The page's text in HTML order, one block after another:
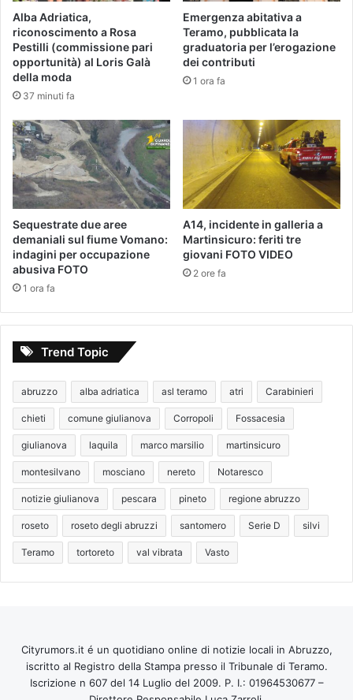
Alba Adriatica,
riconoscimento a Rosa
Pestilli (commissione pari
opportunità) al Loris Galà
della moda
37 minuti fa
Emergenza abitativa a
Teramo, pubblicata la
graduatoria per l’erogazione
dei contributi
1 ora fa
Sequestrate due aree
demaniali sul fiume Vomano:
indagini per occupazione
abusiva FOTO
1 ora fa
A14, incidente in galleria a
Martinsicuro: feriti tre
giovani FOTO VIDEO
2 ore fa
Trend Topic
abruzzo alba adriatica asl teramo atri Carabinieri
chieti comune giulianova Corropoli Fossacesia
giulianova laquila marco marsilio martinsicuro
montesilvano mosciano nereto Notaresco
notizie giulianova pescara pineto regione abruzzo
roseto roseto degli abruzzi santomero Serie D silvi
Teramo tortoreto val vibrata Vasto
Cityrumors.it é un quotidiano online di notizie locali in Abruzzo,
iscritto al Registro della Stampa presso il Tribunale di Teramo.
Iscrizione n 607 del 14 Luglio del 2009. P. I.: 01964530677 –